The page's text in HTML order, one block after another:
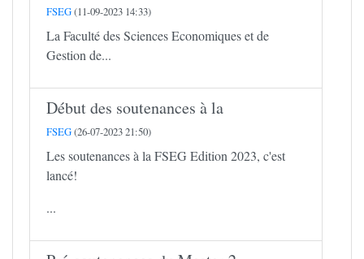
FSEG(11-09-2023 14:33)
La Faculté des Sciences Economiques et de
Gestion de...
Début des soutenances à la
FSEG(26-07-2023 21:50)
Les soutenances à la FSEG Edition 2023, c'est
lancé!
...